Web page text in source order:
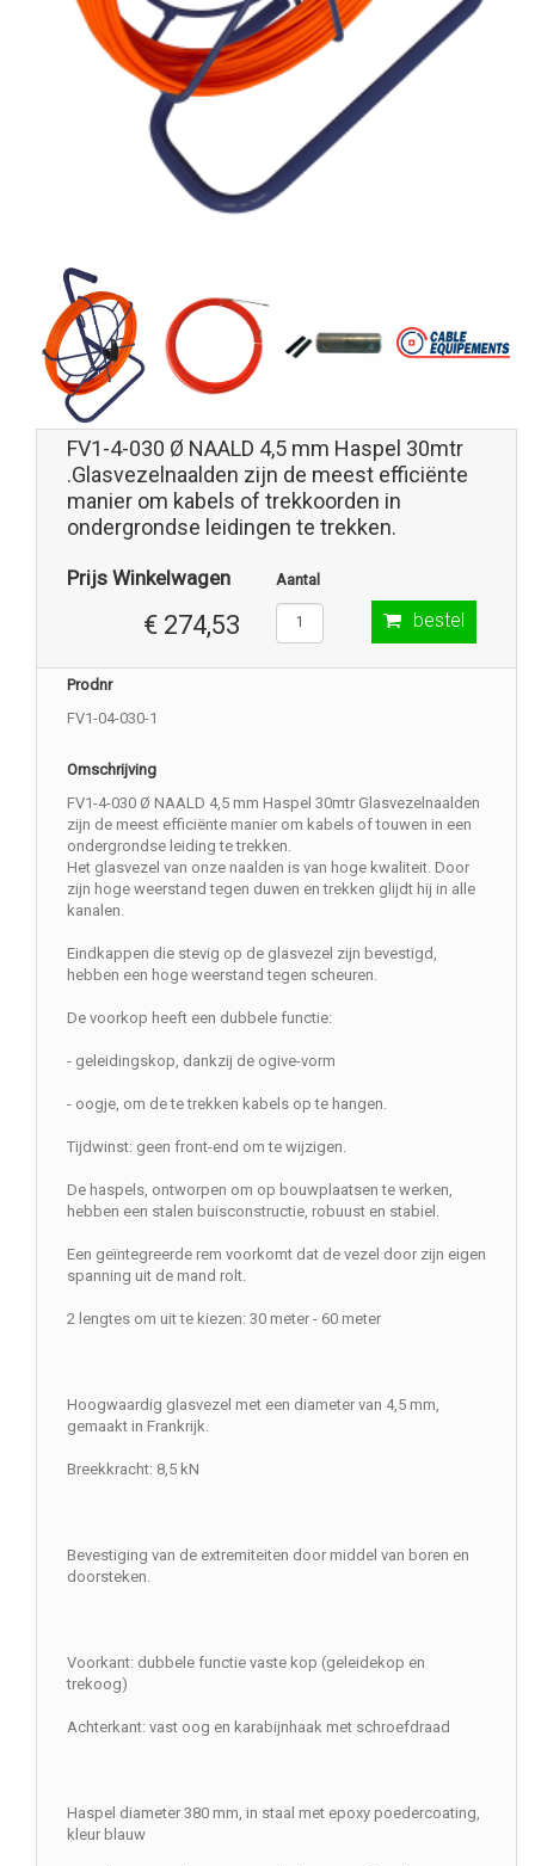
FV1-4-030 Ø NAALD 4,5 mm Haspel 30mtr
.Glasvezelnaalden zijn de meest efficiënte
manier om kabels of trekkoorden in
ondergrondse leidingen te trekken.
Prijs Winkelwagen
€ 274,53
Aantal
bestel
Prodnr
FV1-04-030-1
Omschrijving
FV1-4-030 Ø NAALD 4,5 mm Haspel 30mtr Glasvezelnaalden
zijn de meest efficiënte manier om kabels of touwen in een
ondergrondse leiding te trekken.
Het glasvezel van onze naalden is van hoge kwaliteit. Door
zijn hoge weerstand tegen duwen en trekken glijdt hij in alle
kanalen.
Eindkappen die stevig op de glasvezel zijn bevestigd,
hebben een hoge weerstand tegen scheuren.
De voorkop heeft een dubbele functie:
- geleidingskop, dankzij de ogive-vorm
- oogje, om de te trekken kabels op te hangen.
Tijdwinst: geen front-end om te wijzigen.
De haspels, ontworpen om op bouwplaatsen te werken,
hebben een stalen buisconstructie, robuust en stabiel.
Een geïntegreerde rem voorkomt dat de vezel door zijn eigen
spanning uit de mand rolt.
2 lengtes om uit te kiezen: 30 meter - 60 meter
Hoogwaardig glasvezel met een diameter van 4,5 mm,
gemaakt in Frankrijk.
Breekkracht: 8,5 kN
Bevestiging van de extremiteiten door middel van boren en
doorsteken.
Voorkant: dubbele functie vaste kop (geleidekop en
trekoog)
Achterkant: vast oog en karabijnhaak met schroefdraad
Haspel diameter 380 mm, in staal met epoxy poedercoating,
kleur blauw